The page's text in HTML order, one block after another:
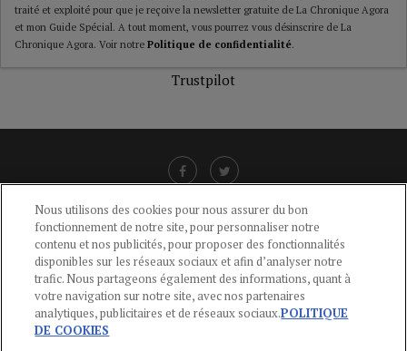
traité et exploité pour que je reçoive la newsletter gratuite de La Chronique Agora
et mon Guide Spécial. A tout moment, vous pourrez vous désinscrire de La
Chronique Agora. Voir notre Politique de confidentialité.
Trustpilot
LIENS UTILES
CGU-POLITIQUE DE CONFIDENTIALITÉ -POLITIQUE DES COOKIES
MENTIONS LÉGALES -AIDE
CONTACT
Nous utilisons des cookies pour nous assurer du bon
fonctionnement de notre site, pour personnaliser notre
contenu et nos publicités, pour proposer des fonctionnalités
disponibles sur les réseaux sociaux et afin d’analyser notre
trafic. Nous partageons également des informations, quant à
votre navigation sur notre site, avec nos partenaires
analytiques, publicitaires et de réseaux sociaux.POLITIQUE
DE COOKIES